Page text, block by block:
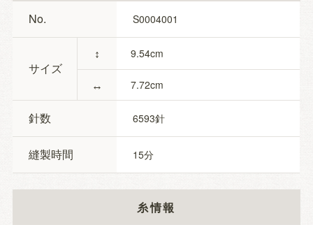
No. S0004001
サイズ
↕
↔
9.54
7.72
針数 6593
縫製時間 15
糸情報